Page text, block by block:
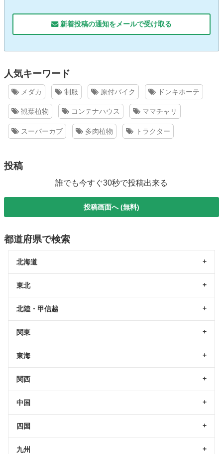
新着投稿の通知をメールで受け取る
人気キーワード
メダカ 制服 原付バイク ドンキホーテ
観葉植物 コンテナハウス ママチャリ
スーパーカブ 多肉植物 トラクター
投稿
誰でも今すぐ30秒で投稿出来る
投稿画面へ (無料)
都道府県で検索
北海道
東北
北陸・甲信越
関東
東海
関西
中国
四国
九州